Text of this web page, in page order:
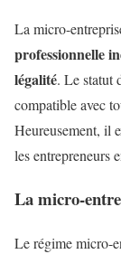
La micro-
professionnelle
légalité. Le statut
compatible avec
Heureusement, il
les entrepreneurs
La micro-
Le régime micro-